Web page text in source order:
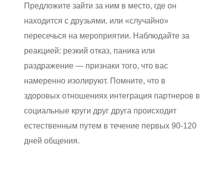
Предложите зайти за ним в место, где он
находится с друзьями, или «случайно»
пересечься на мероприятии. Наблюдайте за
реакцией: резкий отказ, паника или
раздражение — признаки того, что вас
намеренно изолируют. Помните, что в
здоровых отношениях интеграция партнеров в
социальные круги друг друга происходит
естественным путем в течение первых 90-120
дней общения.